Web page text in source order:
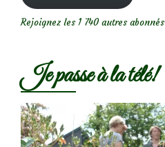
Rejoignez les 1 740 autres abonnés
Je passe à la télé!